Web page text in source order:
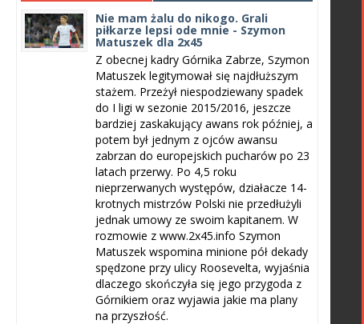
Nie mam żalu do nikogo. Grali
piłkarze lepsi ode mnie - Szymon
Matuszek dla 2x45
Z obecnej kadry Górnika Zabrze, Szymon
Matuszek legitymował się najdłuższym
stażem. Przeżył niespodziewany spadek
do I ligi w sezonie 2015/2016, jeszcze
bardziej zaskakujący awans rok później, a
potem był jednym z ojców awansu
zabrzan do europejskich pucharów po 23
latach przerwy. Po 4,5 roku
nieprzerwanych występów, działacze 14-
krotnych mistrzów Polski nie przedłużyli
jednak umowy ze swoim kapitanem. W
rozmowie z www.2x45.info Szymon
Matuszek wspomina minione pół dekady
spędzone przy ulicy Roosevelta, wyjaśnia
dlaczego skończyła się jego przygoda z
Górnikiem oraz wyjawia jakie ma plany
na przyszłość.